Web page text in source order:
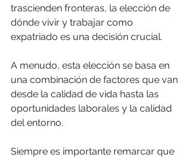
trascienden fronteras, la elección de
dónde vivir y trabajar como
expatriado es una decisión crucial.
A menudo, esta elección se basa en
una combinación de factores que van
desde la calidad de vida hasta las
oportunidades laborales y la calidad
del entorno.
Siempre es importante remarcar que